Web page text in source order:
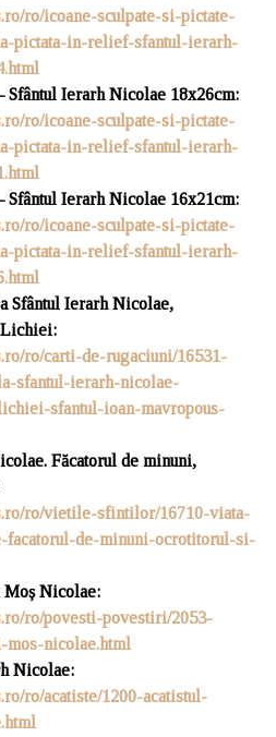
ro/icoane-sculpate-si-pictate-
pictata-in-relief-sfantul-ierarh-
Sfântul Ierarh Nicolae 18x26cm:
ro/icoane-sculpate-si-pictate-
pictata-in-relief-sfantul-ierarh-
Sfântul Ierarh Nicolae 16x21cm:
ro/icoane-sculpate-si-pictate-
pictata-in-relief-sfantul-ierarh-
Sfântul Ierarh Nicolae,
:
ro/carti-de-rugaciuni/16531-
sfantul-ierarh-nicolae-
sfantul-ioan-mavropous-
Făcatorul de minuni,
ro/vietile-sfintilor/16710-viata-
facatorul-de-minuni-ocrotitorul-si-
Moș Nicolae:
ro/povesti-povestiri/2053-
mos-nicolae.html
Nicolae:
ro/acatiste/1200-acatistul-